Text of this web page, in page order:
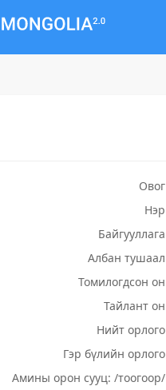
Овог
Нэр
Байгууллага
Албан тушаал
Томилогдсон он
Тайлант он
Нийт орлого
Гэр бүлийн орлого
Амины орон сууц: /тоогоор/